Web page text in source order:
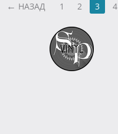
НАЗАД 1 2 3 4